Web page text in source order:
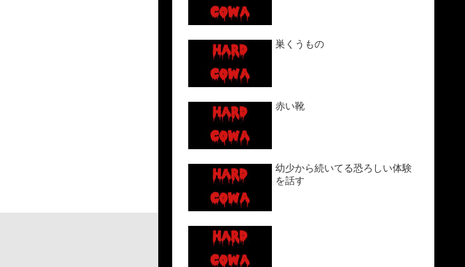
巣くうもの
赤い靴
幼少から続いてる恐ろしい体験
を話す